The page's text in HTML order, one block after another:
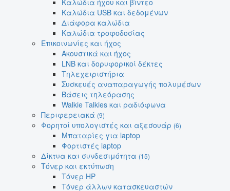
Καλώδια ήχου και βίντεο
Καλώδια USB και δεδομένων
Διάφορα καλώδια
Καλώδια τροφοδοσίας
Επικοινωνίες και ήχος
Ακουστικά και ήχος
LNB και δορυφορικοί δέκτες
Τηλεχειριστήρια
Συσκευές αναπαραγωγής πολυμέσων
Βάσεις τηλεόρασης
Walkie Talkies και ραδιόφωνα
Περιφερειακά (9)
Φορητοί υπολογιστές και αξεσουάρ (6)
Μπαταρίες για laptop
Φορτιστές laptop
Δίκτυα και συνδεσιμότητα (15)
Τόνερ και εκτύπωση
Τόνερ HP
Τόνερ άλλων κατασκευαστών